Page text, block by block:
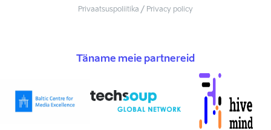
Privaatsuspoliitika / Privacy policy
Täname meie partnereid